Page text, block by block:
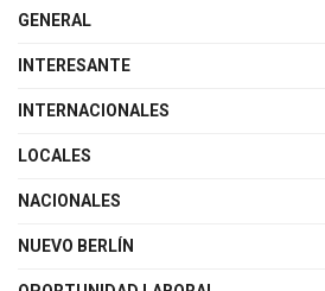
GENERAL
INTERESANTE
INTERNACIONALES
LOCALES
NACIONALES
NUEVO BERLÍN